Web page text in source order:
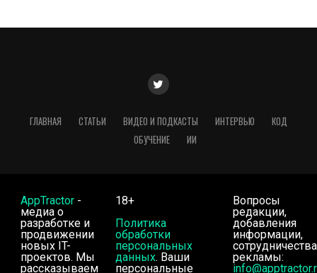
ГЛАВНАЯ СТАТЬИ ВИДЕО И ПОДКАСТЫ ИНТЕРВЬЮ
КОД
ОБУЧЕНИЕ
ИИ
AppTractor-
медиа о
разработке и
продвижении
новых IT-
проектов. Мы
рассказываем
18+
Политика
обработки
персональных
данных. Ваши
персональные
Вопросы
редакции,
добавления
информации,
рекламы: